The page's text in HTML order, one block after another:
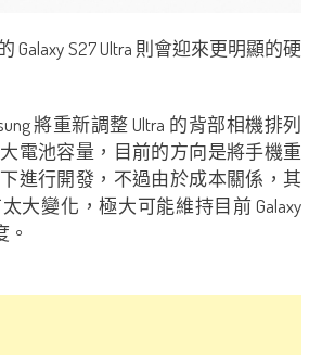
Galaxy S27 Ultra 則會迎來更明顯的硬
將重新調整 Ultra 的背部相機排列
電池容量，目前的方向是將手機重
進行開發，不過由於成本關係，其
大變化，極大可能維持目前 Galaxy
。